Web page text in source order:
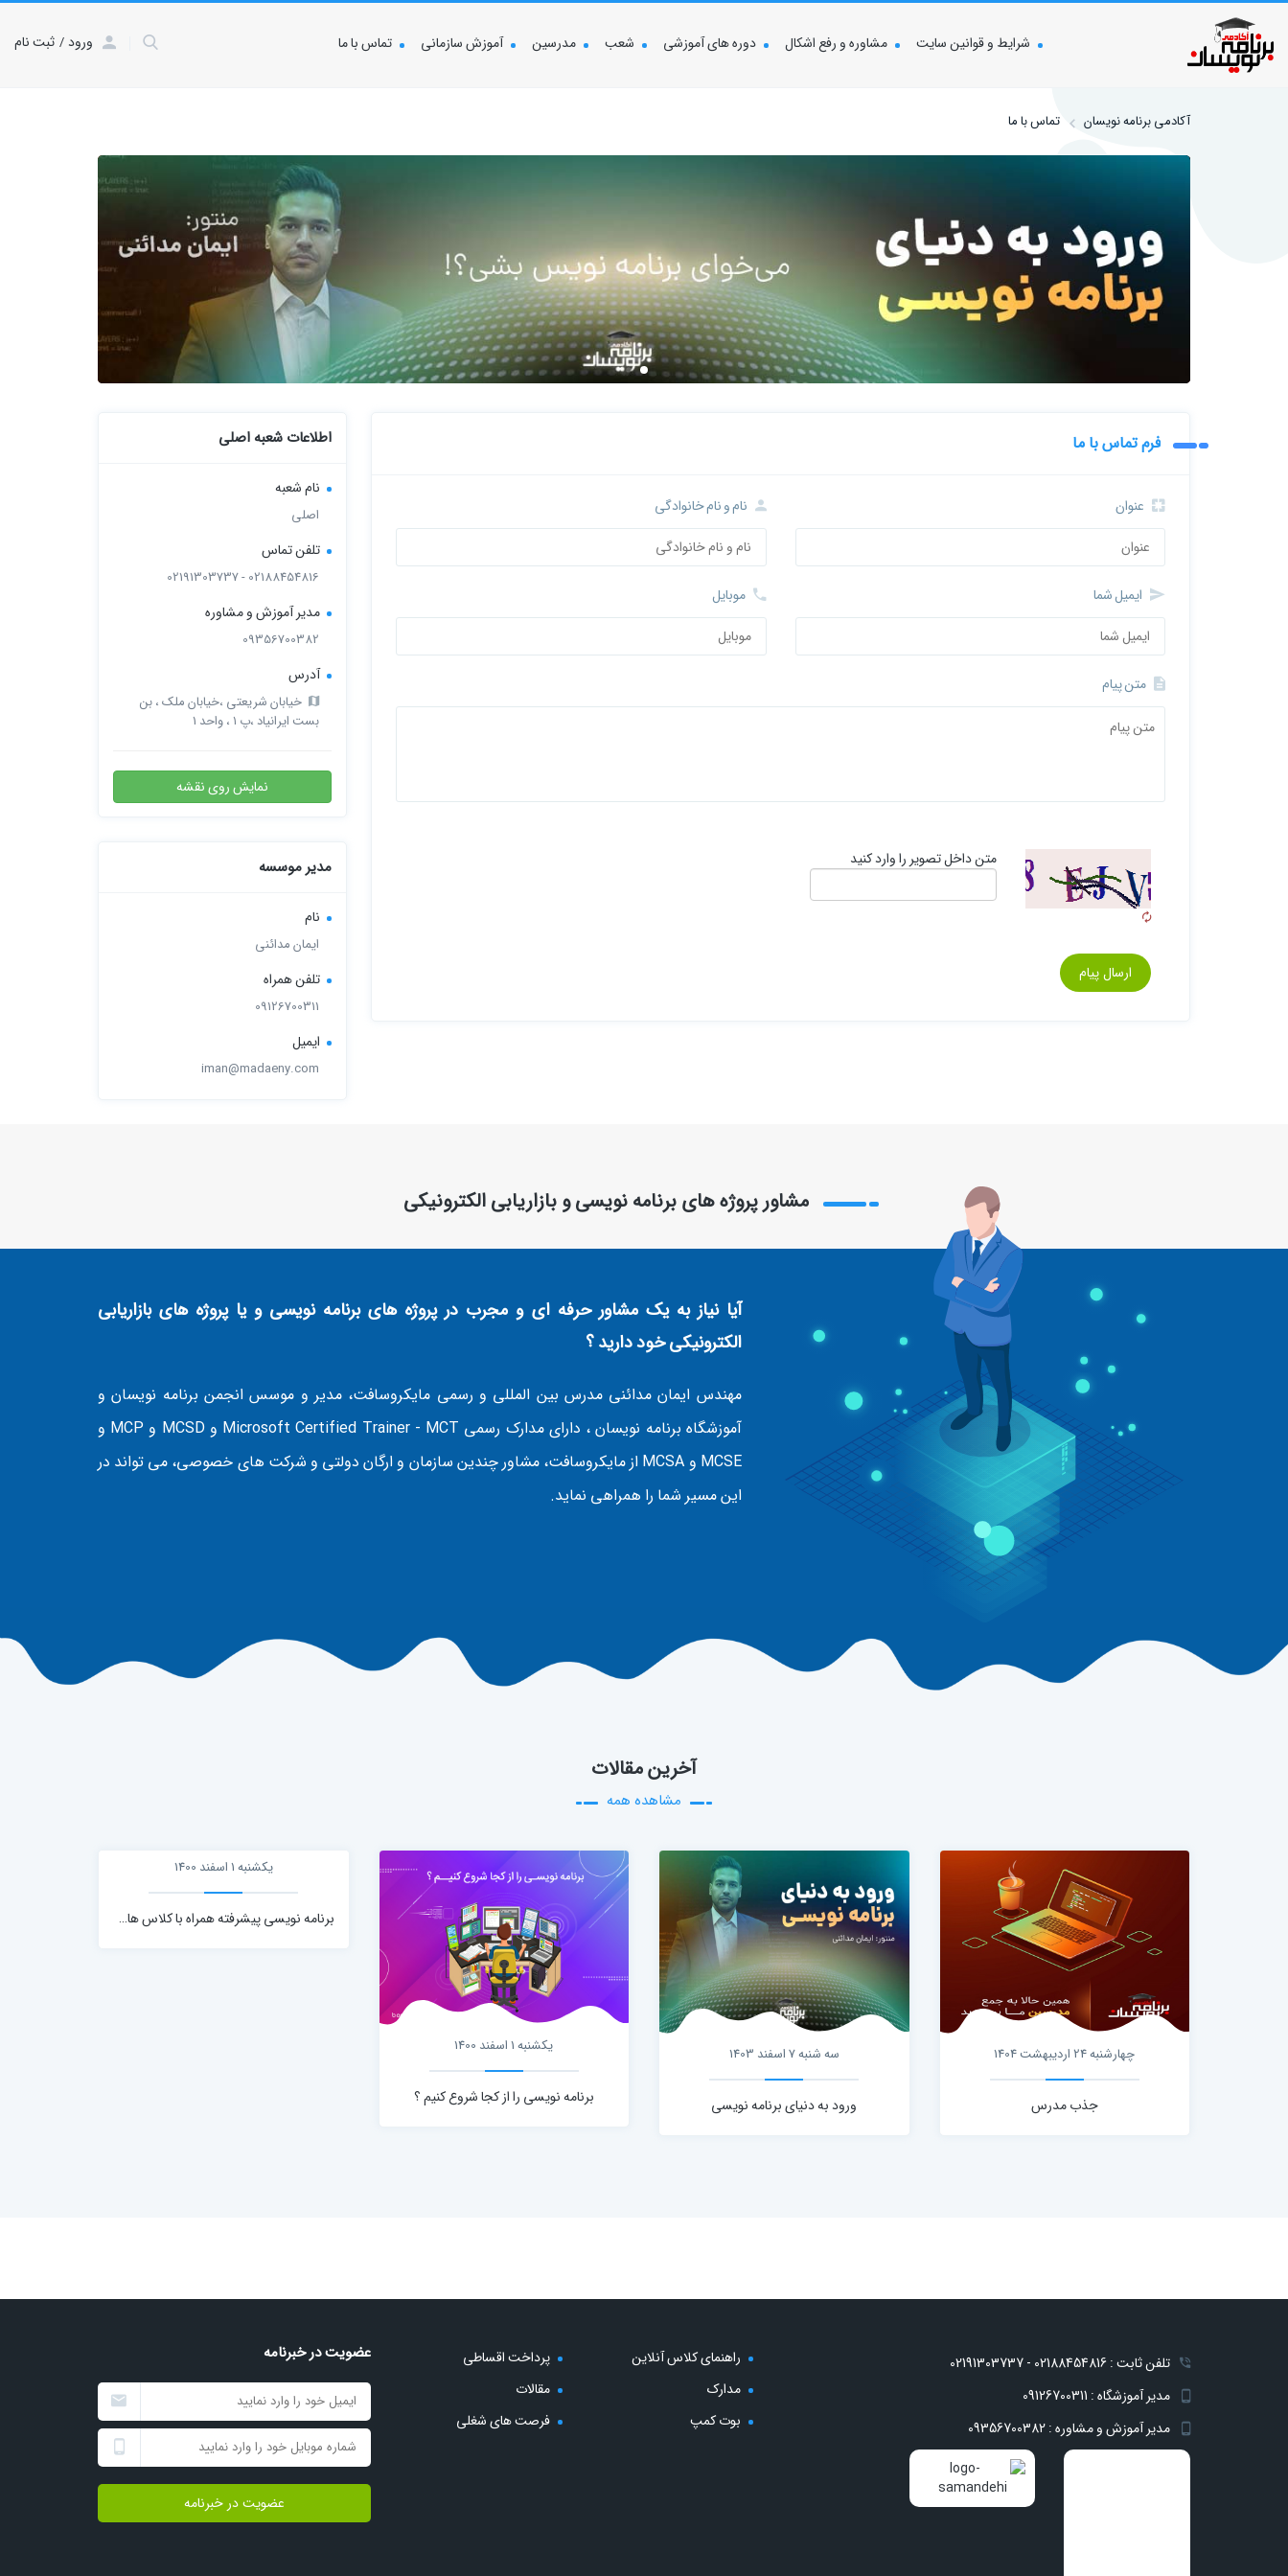
شرایط و قوانین سایت مشاوره و رفع اشکال دوره های آموزشی شعب مدرسین آموزش سازمانی تماس با ما ورود ثبت نام
آکادمی برنامه نویسان تماس با ما
فرم تماس با ما
عنوان نام و نام خانوادگی
ایمیل شما موبایل
متن پیام
متن داخل تصویر را وارد کنید
ارسال پیام
اطلاعات شعبه اصلی
نام شعبه
اصلی
تلفن تماس
02188454816 - 02191303737
مدیر آموزش و مشاوره
09356700382
آدرس
خیابان شریعتی ،خیابان ملک ، بن
بست ایرانیاد ،پ ۱ ، واحد 1
نمایش روی نقشه
مدیر موسسه
نام
ایمان مدائنی
تلفن همراه
09126700311
ایمیل
iman@madaeny.com
مشاور پروژه های برنامه نویسی و بازاریابی الکترونیکی
آیا نیاز به یک مشاور حرفه ای و مجرب در پروژه های برنامه نویسی و یا پروژه های بازاریابی
الکترونیکی خود دارید ؟
مهندس ایمان مدائنی مدرس بین المللی و رسمی مایکروسافت، مدیر و موسس انجمن برنامه نویسان و
آموزشگاه برنامه نویسان ، دارای مدارک رسمی Microsoft Certified Trainer - MCT و MCSD و MCP و
MCSE و MCSA از مایکروسافت، مشاور چندین سازمان و ارگان دولتی و شرکت های خصوصی، می تواند در
این مسیر شما را همراهی نماید.
آخرین مقالات
مشاهده همه
چهارشنبه 24 اردیبهشت 1404
جذب مدرس
سه شنبه 7 اسفند 1403
ورود به دنیای برنامه نویسی
یکشنبه 1 اسفند 1400
برنامه نویسی را از کجا شروع کنیم ؟
تلفن ثابت : 02188454816 - 02191303737
مدیر آموزشگاه : 09126700311
مدیر آموزش و مشاوره : 09356700382
راهنمای کلاس آنلاین
پرداخت اقساطی
مدارک
مقالات
بوت کمپ
فرصت های شغلی
عضویت در خبرنامه
عضویت در خبرنامه